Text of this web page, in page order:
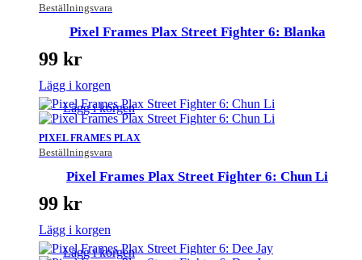
Beställningsvara
Pixel Frames Plax Street Fighter 6: Blanka
99 kr
Lägg i korgen
PIXEL FRAMES PLAX
Beställningsvara
Lägg i korgen
Pixel Frames Plax Street Fighter 6: Chun Li
99 kr
Lägg i korgen
Lägg i korgen